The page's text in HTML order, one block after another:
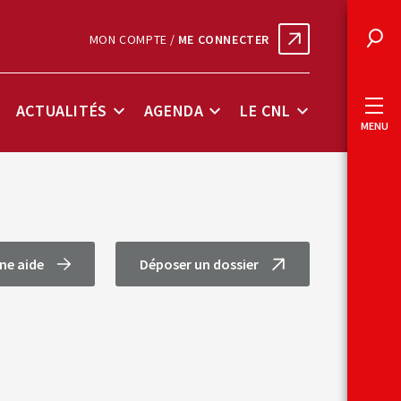
MON COMPTE / ME CONNECTER
ACTUALITÉS
Sous-
Actualités
AGENDA
Sous-
Agenda
LE CNL
Sous-
Le
MENU
aide Déposer un dossier